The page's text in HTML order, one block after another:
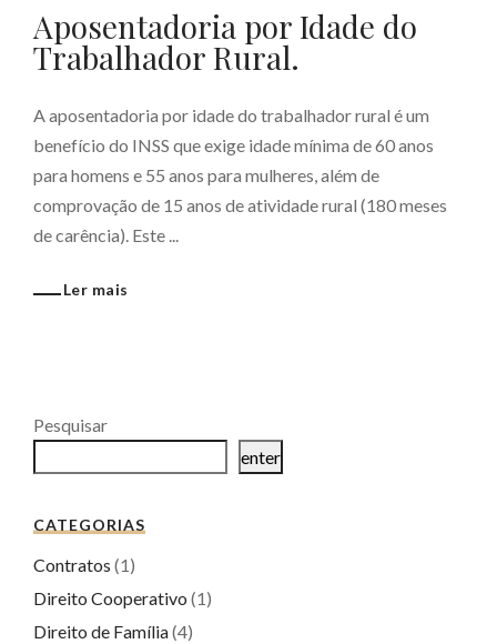
Aposentadoria por Idade do
Trabalhador Rural.
A aposentadoria por idade do trabalhador rural é um
benefício do INSS que exige idade mínima de 60 anos
para homens e 55 anos para mulheres, além de
comprovação de 15 anos de atividade rural (180 meses
de carência). Este ...
Ler mais
Pesquisar
enter
CATEGORIAS
Contratos (1)
Direito Cooperativo (1)
Direito de Família(4)